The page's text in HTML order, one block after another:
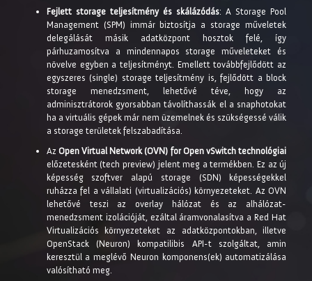
Fejlett storage teljesítmény és skálázódás: A Storage Pool
Management (SPM) immár biztosítja a storage műveletek
delegálását másik adatközpont hosztok felé, így
párhuzamosítva a mindennapos storage műveleteket és
növelve egyben a teljesítményt. Emellett továbbfejlődött az
egyszeres (single) storage teljesítmény is, fejlődött a block
storage menedzsment, lehetővé téve, hogy az
adminisztrátorok gyorsabban távolíthassák el a snaphotokat
ha a virtuális gépek már nem üzemelnek és szükségessé válik
a storage területek felszabadítása.
Az Open Virtual Network (OVN) for Open vSwitch technológiai
előzetesként (tech preview) jelent meg a termékben. Ez az új
képesség szoftver alapú storage (SDN) képességekkel
ruházza fel a vállalati (virtualizációs) környezeteket. Az OVN
lehetővé teszi az overlay hálózat és az alhálózat-
menedzsment izolációját, ezáltal áramvonalasítva a Red Hat
Virtualizációs környezeteket az adatközpontokban, illetve
OpenStack (Neuron) kompatilibis API-t szolgáltat, amin
keresztül a meglévő Neuron komponens(ek) automatizálása
valósítható meg.